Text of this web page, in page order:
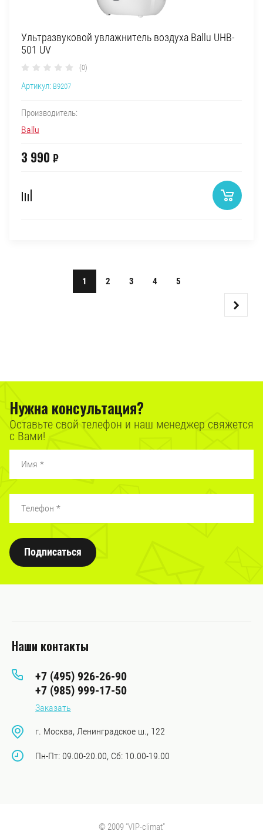
Ультразвуковой увлажнитель воздуха Ballu UHB-
501 UV
(0)
Артикул: B9207
Производитель:
Ballu
3 990 ₽
1 2 3 4 5
Нужна консультация?
Оставьте свой телефон и наш менеджер свяжется
с Вами!
Подписаться
Наши контакты
+7 (495) 926-26-90
+7 (985) 999-17-50
Заказать
г. Москва, Ленинградское ш., 122
Пн-Пт: 09.00-20.00, Сб: 10.00-19.00
© 2009 “VIP-climat”